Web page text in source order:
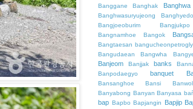
Banggane
Banghak Banghwa
Banghwasuryujeong
Bangjoeoburim
Bangjukpo
Bangnamhoe
Bangok
Bangtaesan
Bangudaean Bangwha
Banjeom Banjjak banks
Banpodaegyo banquet
Bansanghoe
Bansi
Banyabong Banyan Banyasa
bap Bapbo Bapjangin Bapjip